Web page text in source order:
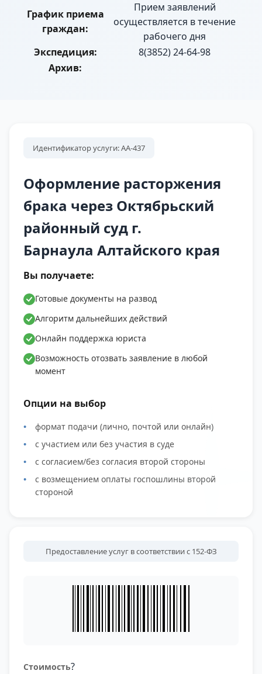
График приема
граждан:
Прием заявлений
осуществляется в течение
рабочего дня
Экспедиция:
8(3852) 24-64-98
Архив:
Идентификатор услуги: АА-437
Оформление расторжения
брака через Октябрьский
районный суд г.
Барнаула Алтайского края
Вы получаете:
Готовые документы на развод
Алгоритм дальнейших действий
Онлайн поддержка юриста
Возможность отозвать заявление в любой
момент
Опции на выбор
формат подачи (лично, почтой или онлайн)
с участием или без участия в суде
с согласием/без согласия второй стороны
с возмещением оплаты госпошлины второй
стороной
Предоставление услуг в соответствии с 152-ФЗ
Стоимость?